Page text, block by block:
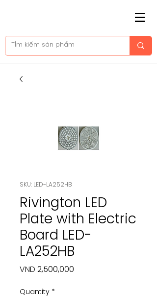
SKU: LED-LA252HB
Rivington LED
Plate with Electric
Board LED-
LA252HB
VND 2,500,000
Quantity *